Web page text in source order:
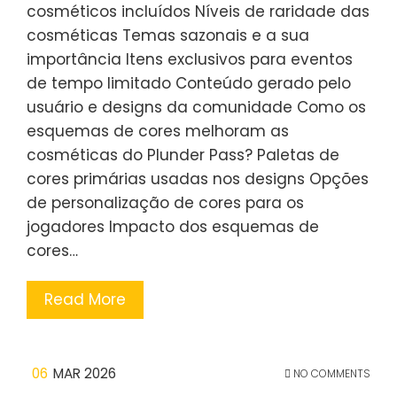
cosméticos incluídos Níveis de raridade das
cosméticas Temas sazonais e a sua
importância Itens exclusivos para eventos
de tempo limitado Conteúdo gerado pelo
usuário e designs da comunidade Como os
esquemas de cores melhoram as
cosméticas do Plunder Pass? Paletas de
cores primárias usadas nos designs Opções
de personalização de cores para os
jogadores Impacto dos esquemas de
cores…
Read More
06 MAR 2026 NO COMMENTS